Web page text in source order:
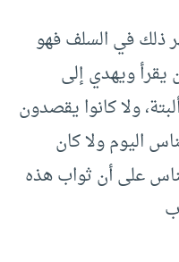
ذلك في السلف فهو
يقرأ ويهدي إلى
ولا كانوا يقصدون
اليوم ولا كان
على أن ثواب هذه